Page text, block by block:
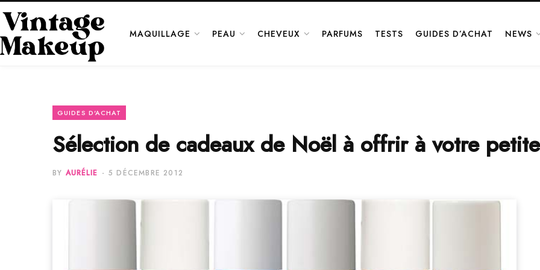
MAQUILLAGE PEAU CHEVEUX PARFUMS TESTS GUIDES D’ACHAT NEWS
GUIDES D'ACHAT
Sélection de cadeaux de Noël à offrir à votre
BY AURÉLIE 5 DÉCEMBRE 2012